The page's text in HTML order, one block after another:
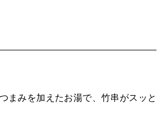
まみを加えたお湯で、竹串がスッと